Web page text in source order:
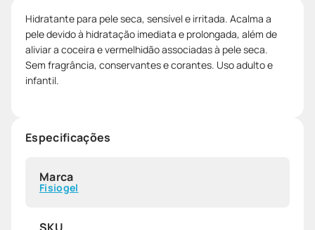
Hidratante para pele seca, sensível e irritada. Acalma a
pele devido à hidratação imediata e prolongada, além de
aliviar a coceira e vermelhidão associadas à pele seca.
Sem fragrância, conservantes e corantes. Uso adulto e
infantil.
Especificações
Marca
Fisiogel